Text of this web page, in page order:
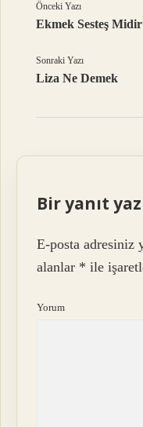
Önceki Yazı
Ekmek Sesteş Midir
Sonraki Yazı
Liza Ne Demek
Bir yanıt
E-posta adresiniz
alanlar * ile
Yorum